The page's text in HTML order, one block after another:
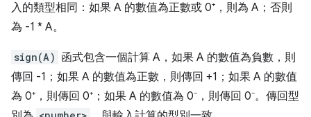
入的類型相同：如果 A 的數值為正數或 0⁺，則為 A；否則
為 -1 * A。
sign(A) 函式包含一個計算 A，如果 A 的數值為負數，則
傳回 -1；如果 A 的數值為正數，則傳回 +1；如果 A 的數值
為 0⁺，則傳回 0⁺；如果 A 的數值為 0⁻，則傳回 0⁻。傳回型